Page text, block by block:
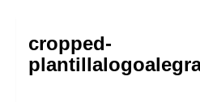
cropped-